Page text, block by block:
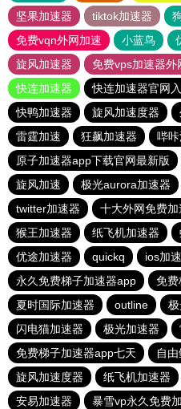
坚果加速器
tiktok加速器
免费vqn外网加速
小蓝鸟
旋风加速器
免费vps加速器外
快连加速器
快连加速器官网
快鸭加速器
旋风加速度器
雷霆加速
狂飙加速器
哔
原子加速器app下载官网最新版
旋风加速
极光aurora加速器
twitter加速器
十大外网免费加
猴王加速器
纸飞机加速器
优途加速器
quickq ios加
永久免费梯子加速器app
免费
夏时国际加速器
outline
闪电猫加速器
极光加速器
免费梯子加速器app七天
自
旋风加速度器
纸飞机加速器
安易加速器
暴雪vp永久免费